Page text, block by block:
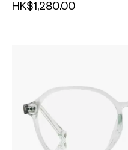
HK$1,280.00